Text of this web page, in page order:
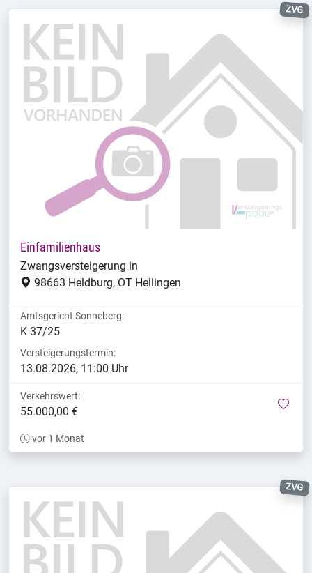
ZVG
Einfamilienhaus
Zwangsversteigerung in
98663 Heldburg, OT Hellingen
Amtsgericht Sonneberg:
K 37/25
Versteigerungstermin:
13.08.2026, 11:00 Uhr
Verkehrswert:
55.000,00 €
vor 1 Monat
ZVG